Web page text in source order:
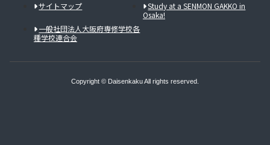
サイトマップ
Study at a SENMON GAKKO in
Osaka!
一般社団法人大阪府専修学校各
種学校連合会
Copyright © Daisenkaku All rights reserved.